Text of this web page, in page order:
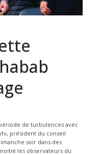
de turbulences avec
président du conseil
soir dans des
les observateurs du